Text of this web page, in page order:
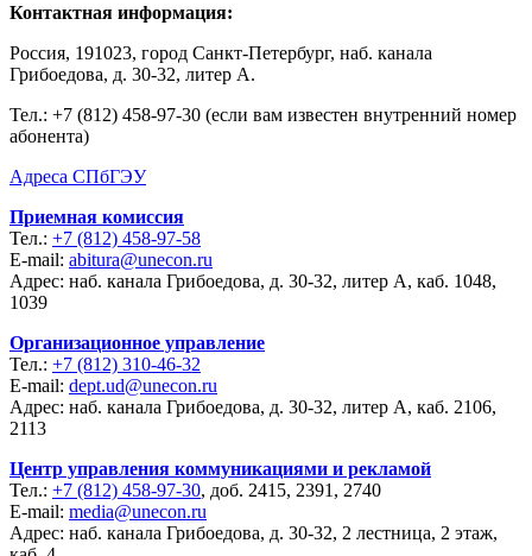
Контактная информация:
Россия, 191023, город Санкт-Петербург, наб. канала
Грибоедова, д. 30-32, литер А.
Тел.: +7 (812) 458-97-30 (если вам известен внутренний номер
абонента)
Адреса СПбГЭУ
Приемная комиссия
Тел.: +7 (812) 458-97-58
E-mail: abitura@unecon.ru
Адрес: наб. канала Грибоедова, д. 30-32, литер А, каб. 1048,
1039
Организационное управление
Тел.: +7 (812) 310-46-32
E-mail: dept.ud@unecon.ru
Адрес: наб. канала Грибоедова, д. 30-32, литер А, каб. 2106,
2113
Центр управления коммуникациями и рекламой
Тел.: +7 (812) 458-97-30, доб. 2415, 2391, 2740
E-mail: media@unecon.ru
Адрес: наб. канала Грибоедова, д. 30-32, 2 лестница, 2 этаж,